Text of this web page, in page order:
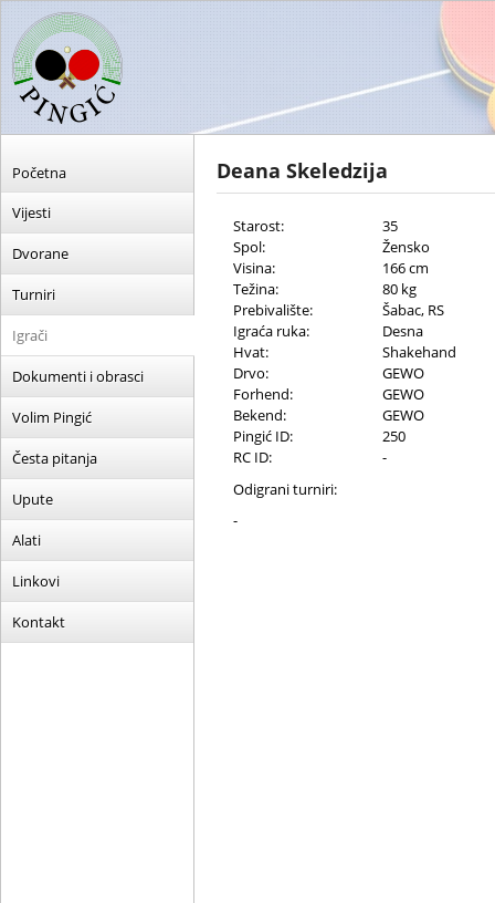
Početna
Vijesti
Dvorane
Turniri
Igrači
Dokumenti i obrasci
Volim Pingić
Česta pitanja
Upute
Alati
Linkovi
Kontakt
Deana Skeledzija
Starost:
35
Spol:
Žensko
Visina:
166 cm
Težina:
80 kg
Prebivalište:
Šabac, RS
Igraća ruka:
Desna
Hvat:
Shakehand
Drvo:
GEWO
Forhend:
GEWO
Bekend:
GEWO
Pingić ID:
250
RC ID:
-
Odigrani turniri:
-